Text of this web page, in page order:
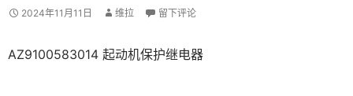
2024年11月11日 维拉 留下评论
AZ9100583014 起动机保护继电器